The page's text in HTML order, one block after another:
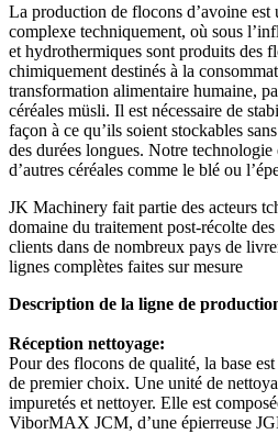
La production de flocons d’avoine est
complexe techniquement, où sous
et hydrothermiques sont produits des
chimiquement destinés à la
transformation alimentaire humaine,
céréales müsli. Il est nécessaire de
façon à ce qu’ils soient stockables
des durées longues. Notre
d’autres céréales comme le blé ou
JK Machinery fait partie des acteurs
domaine du traitement post-récolte
clients dans de nombreux pays de
lignes complètes faites sur mesure
Description de la ligne de
Réception nettoyage:
Pour des flocons de qualité, la base
de premier choix. Une unité de
impuretés et nettoyer. Elle est
ViborMAX JCM, d’une épierreuse